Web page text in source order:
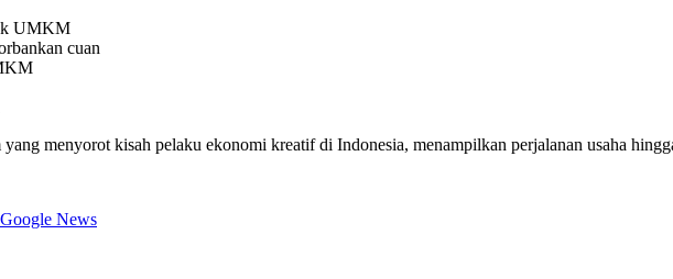
UMKM
cuan
menyorot kisah pelaku ekonomi kreatif di Indonesia, menampilkan perjalanan usaha
News